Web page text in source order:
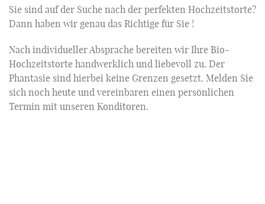
Sie sind auf der Suche nach der perfekten Hochzeitstorte?
Dann haben wir genau das Richtige für Sie !
Nach individueller Absprache bereiten wir Ihre Bio-
Hochzeitstorte handwerklich und liebevoll zu. Der
Phantasie sind hierbei keine Grenzen gesetzt. Melden Sie
sich noch heute und vereinbaren einen persönlichen
Termin mit unseren Konditoren.